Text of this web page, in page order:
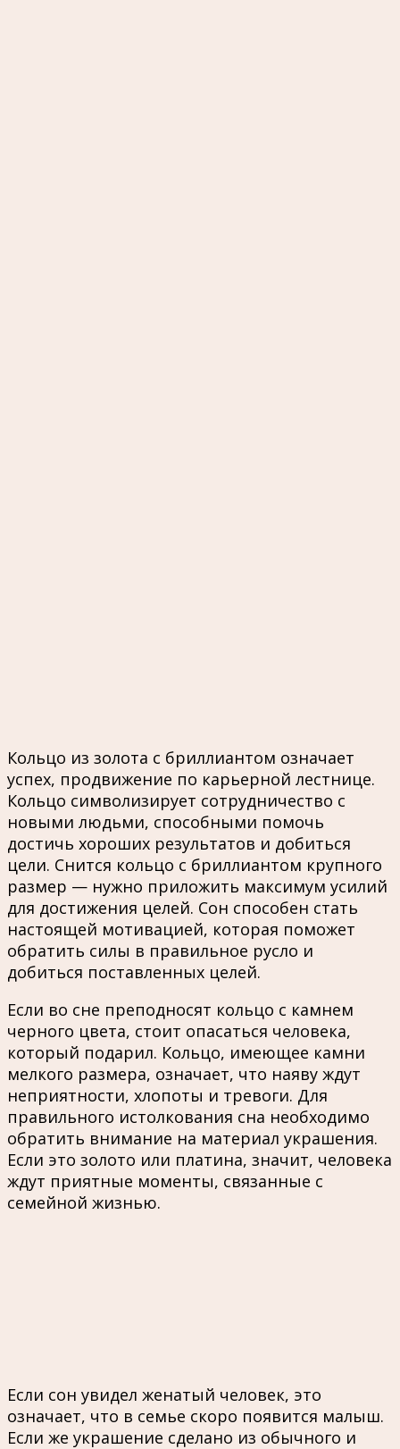
Кольцо из золота с бриллиантом означает
успех, продвижение по карьерной лестнице.
Кольцо символизирует сотрудничество с
новыми людьми, способными помочь
достичь хороших результатов и добиться
цели. Снится кольцо с бриллиантом крупного
размер — нужно приложить максимум усилий
для достижения целей. Сон способен стать
настоящей мотивацией, которая поможет
обратить силы в правильное русло и
добиться поставленных целей.
Если во сне преподносят кольцо с камнем
черного цвета, стоит опасаться человека,
который подарил. Кольцо, имеющее камни
мелкого размера, означает, что наяву ждут
неприятности, хлопоты и тревоги. Для
правильного истолкования сна необходимо
обратить внимание на материал украшения.
Если это золото или платина, значит, человека
ждут приятные моменты, связанные с
семейной жизнью.
Если сон увидел женатый человек, это
означает, что в семье скоро появится малыш.
Если же украшение сделано из обычного и